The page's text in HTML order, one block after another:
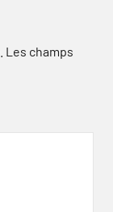
Les champs